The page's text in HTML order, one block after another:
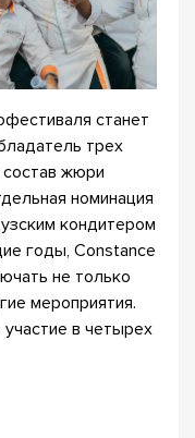
станет
трех
жюри
номинация
кондитером
годы, Constance
не только
мероприятия.
в четырех